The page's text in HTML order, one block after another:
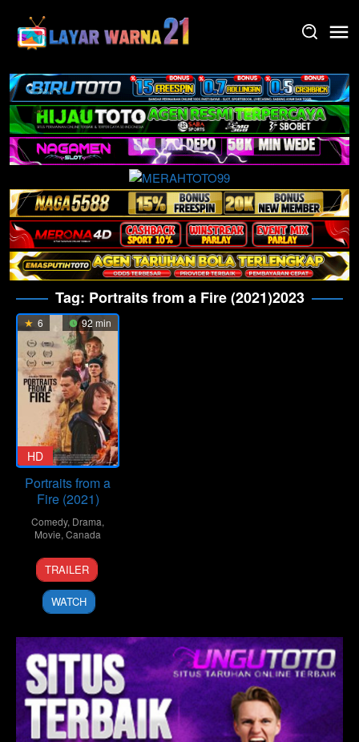
content
Tag: Portraits from a Fire (2021)2023
6 92 min
HD
Portraits from a
Fire (2021)
Comedy, Drama,
Movie,Canada
3
Oct
2021
Trevor
Mack
TRAILER
WATCH